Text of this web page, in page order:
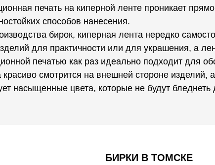
печать на киперной ленте проникает
способов нанесения.
бирок, киперная лента нередко
для практичности или для украшения, а
печатью как раз идеально подходит для
красиво смотрится на внешней стороне изделий,
насыщенные цвета, которые не будут бледнеть
БИРКИ В ТОМСКЕ